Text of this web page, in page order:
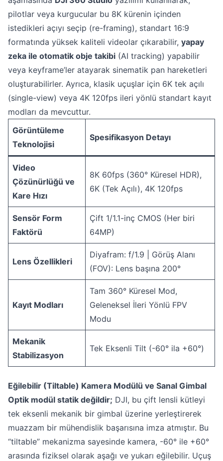
pilotlar veya kurgucular bu 8K kürenin içinden
istedikleri açıyı seçip (re-framing), standart 16:9
formatında yüksek kaliteli videolar çıkarabilir, yapay
zeka ile otomatik obje takibi (AI tracking) yapabilir
veya keyframe’ler atayarak sinematik pan hareketleri
oluşturabilirler. Ayrıca, klasik uçuşlar için 6K tek açılı
(single-view) veya 4K 120fps ileri yönlü standart kayıt
modları da mevcuttur.
Görüntüleme
Teknolojisi
Spesifikasyon Detayı
Video
Çözünürlüğü ve
Kare Hızı
8K 60fps (360° Küresel HDR),
6K (Tek Açılı), 4K 120fps
Sensör Form
Faktörü
Çift 1/1.1-inç CMOS (Her biri
64MP)
Lens Özellikleri
Diyafram: f/1.9 | Görüş Alanı
(FOV): Lens başına 200°
Kayıt Modları
Tam 360° Küresel Mod,
Geleneksel İleri Yönlü FPV
Modu
Mekanik
Stabilizasyon
Tek Eksenli Tilt (-60° ila +60°)
Eğilebilir (Tiltable) Kamera Modülü ve Sanal Gimbal
Optik modül statik değildir; DJI, bu çift lensli kütleyi
tek eksenli mekanik bir gimbal üzerine yerleştirerek
muazzam bir mühendislik başarısına imza atmıştır. Bu
“tiltable” mekanizma sayesinde kamera, -60° ile +60°
arasında fiziksel olarak aşağı ve yukarı eğilebilir. Uçuş